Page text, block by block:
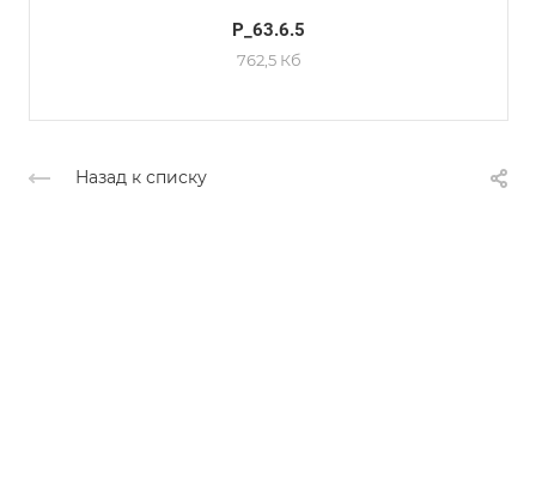
P_63.6.5
762,5 Кб
Назад к списку